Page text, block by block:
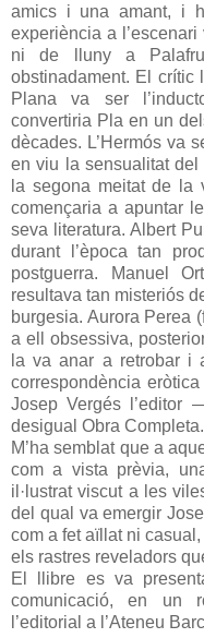
amics i una amant, i
experiència a
ni de lluny a
obstinadament. El crític
Plana va ser
convertiria Pla en un
dècades. L’Hermós va
en viu la sensualitat del
la segona meitat de la
començaria a apuntar
seva literatura. Albert
durant l’època tan
postguerra. Manuel
resultava tan misteriós
burgesia. Aurora Perea
a ell obsessiva,
la va anar a retrobar i
correspondència
Josep Vergés l’editor
desigual Obra Completa.
M’ha semblat que a
com a vista prèvia,
il·lustrat viscut a les
del qual va emergir
com a fet aïllat ni
els rastres reveladors
El llibre es va
comunicació, en un
l’editorial a l’Ateneu